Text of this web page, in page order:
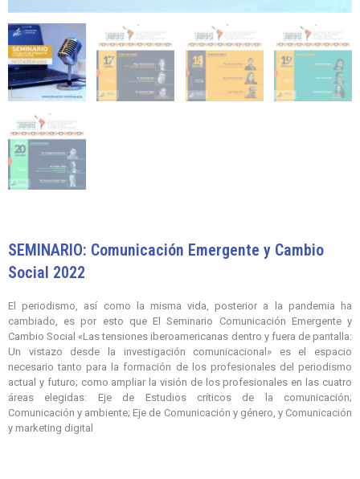
SEMINARIO: Comunicación Emergente y Cambio
Social 2022
El periodismo, así como la misma vida, posterior a la pandemia ha
cambiado, es por esto que El Seminario Comunicación Emergente y
Cambio Social «Las tensiones iberoamericanas dentro y fuera de pantalla:
Un vistazo desde la investigación comunicacional» es el espacio
necesario tanto para la formación de los profesionales del periodismo
actual y futuro; como ampliar la visión de los profesionales en las cuatro
áreas elegidas: Eje de Estudios críticos de la comunicación;
Comunicación y ambiente; Eje de Comunicación y género, y Comunicación
y marketing digital